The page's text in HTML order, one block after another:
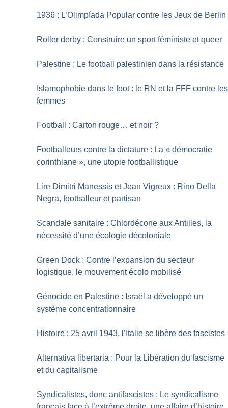
1936 : L’Olimpíada Popular contre les Jeux de Berlin
Roller derby : Construire un sport féministe et queer
Palestine : Le football palestinien dans la résistance
Islamophobie dans le foot : le RN et la FFF contre les
femmes
Football : Carton rouge… et noir ?
Footballeurs contre la dictature : La « démocratie
corinthiane », une utopie footballistique
Lire Dimitri Manessis et Jean Vigreux : Rino Della
Negra, footballeur et partisan
Scandale sanitaire : Chlordécone aux Antilles, la
nécessité d’une écologie décoloniale
Green Dock : Contre l’expansion du secteur
logistique, le mouvement écolo mobilisé
Génocide en Palestine : Israël a développé un
système concentrationnaire
Histoire : 25 avril 1943, l’Italie se libère des fascistes
Alternativa libertaria : Pour la Libération du fascisme
et du capitalisme
Syndicalistes, donc antifascistes : Le syndicalisme